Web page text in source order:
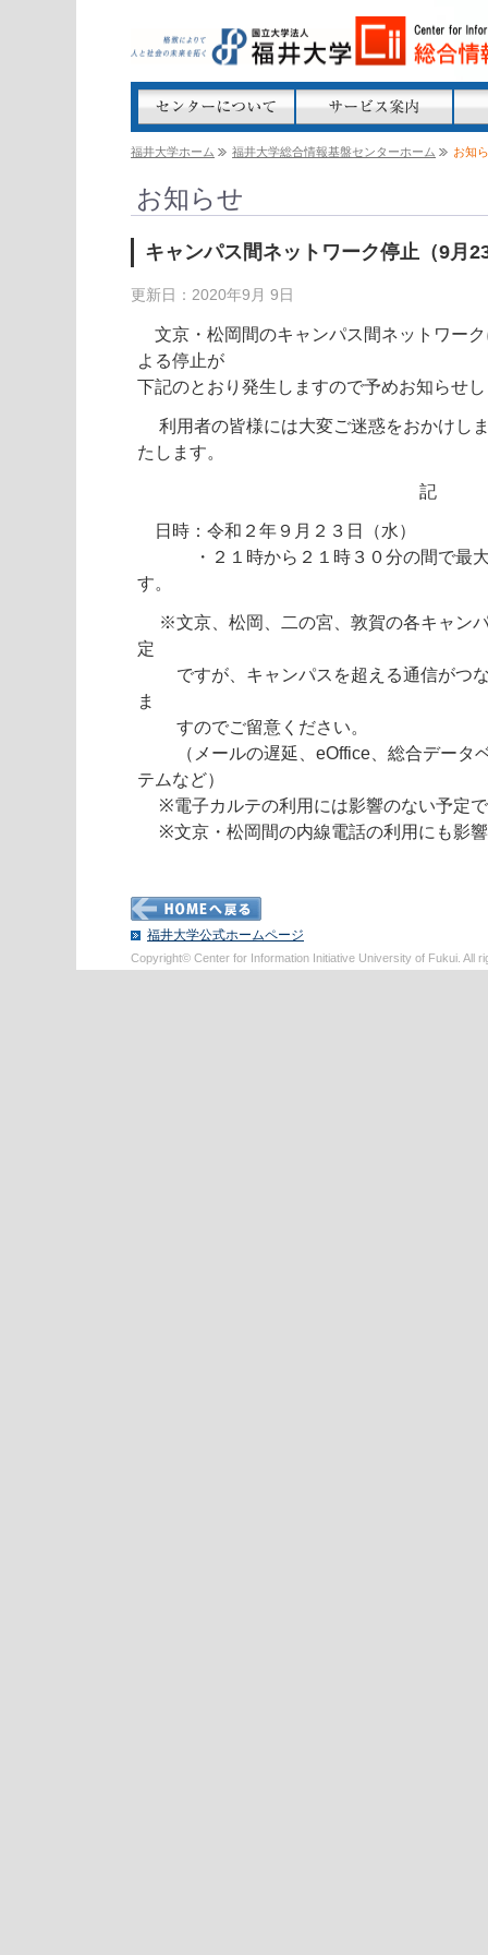
福井大学ホーム 福井大学総合情報基盤センターホーム お知
お知らせ
キャンパス間ネットワーク停止（9月
更新日：2020年9月 9日
文京・松岡間のキャンパス間ネットワー
よる停止が
下記のとおり発生しますので予めお知らせ
利用者の皆様には大変ご迷惑をおかけし
たします。
記
日時：令和２年９月２３日（水）
・２１時から２１時３０分の間で最大
す。
※文京、松岡、二の宮、敦賀の各キャン
定
ですが、キャンパスを超える通信がつな
ま
すのでご留意ください。
（メールの遅延、eOffice、総合データ
テムなど）
※電子カルテの利用には影響のない予定
※文京・松岡間の内線電話の利用にも影
福井大学公式ホームページ
Copyright© Center for Information Initiative University of Fukui. All